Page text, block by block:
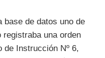
base de datos uno de
registraba una orden
de Instrucción Nº 6,